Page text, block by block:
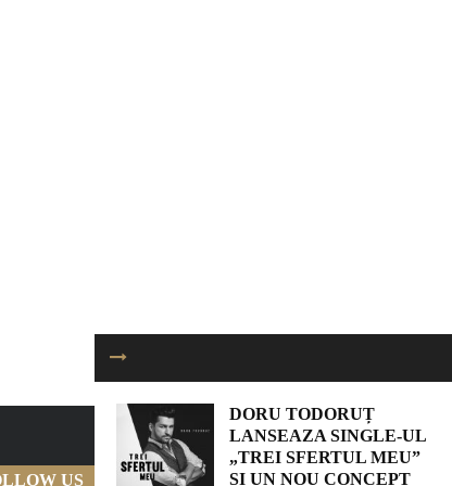
DORU TODORUȚ
LANSEAZA SINGLE-UL
„TREI SFERTUL MEU”
SI UN NOU CONCEPT
US